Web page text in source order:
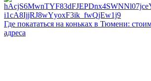
Где покататься на коньках в Тюмени:
адреса